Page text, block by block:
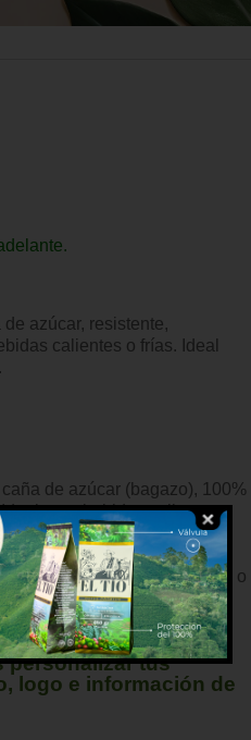
azúcar, resistente,
calientes o frías. Ideal
de azúcar (bagazo), 100%
para bebidas calientes o
lo convierte en una
plásticos o de poliestireno.
perfecto para cafés, jugos, té o
Apto para uso en eventos,
con el medio
personalizar tus
logo e información de